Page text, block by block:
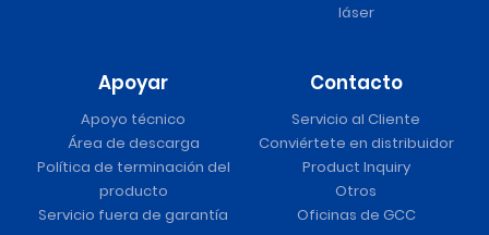
láser
Apoyar
Apoyo técnico
Área de descarga
Política de terminación del
producto
Servicio fuera de garantía
Contacto
Servicio al Cliente
Conviértete en distribuidor
Product Inquiry
Otros
Oficinas de GCC